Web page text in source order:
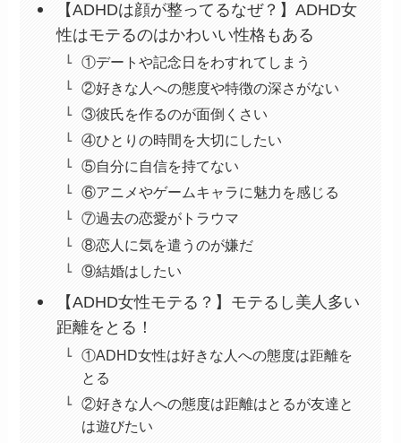
【ADHDは顔が整ってるなぜ？】ADHD女
性はモテるのはかわいい性格もある
①デートや記念日をわすれてしまう
②好きな人への態度や特徴の深さがない
③彼氏を作るのが面倒くさい
④ひとりの時間を大切にしたい
⑤自分に自信を持てない
⑥アニメやゲームキャラに魅力を感じる
⑦過去の恋愛がトラウマ
⑧恋人に気を遣うのが嫌だ
⑨結婚はしたい
【ADHD女性モテる？】モテるし美人多い
距離をとる！
①ADHD女性は好きな人への態度は距離を
とる
②好きな人への態度は距離はとるが友達と
は遊びたい